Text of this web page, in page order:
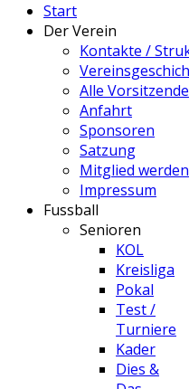
Start
Der Verein
Kontakte /
Alle Vorsitzende
Anfahrt
Sponsoren
Satzung
Mitglied werden
Impressum
Fussball
Senioren
KOL
Kreisliga
Pokal
Test /
Turniere
Kader
Dies &